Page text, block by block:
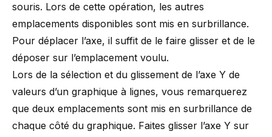
souris. Lors de cette opération, les autres
emplacements disponibles sont mis en surbrillance.
Pour déplacer l’axe, il suffit de le faire glisser et de le
déposer sur l’emplacement voulu.
Lors de la sélection et du glissement de l’axe Y de
valeurs d’un graphique à lignes, vous remarquerez
que deux emplacements sont mis en surbrillance de
chaque côté du graphique. Faites glisser l’axe Y sur